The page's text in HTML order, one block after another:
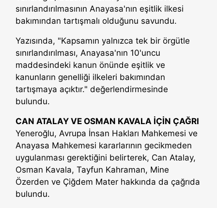
sınırlandırılmasının Anayasa'nın eşitlik ilkesi
bakımından tartışmalı olduğunu savundu.
Yazısında, "Kapsamın yalnızca tek bir örgütle
sınırlandırılması, Anayasa'nın 10'uncu
maddesindeki kanun önünde eşitlik ve
kanunların genelliği ilkeleri bakımından
tartışmaya açıktır." değerlendirmesinde
bulundu.
CAN ATALAY VE OSMAN KAVALA İÇİN ÇAĞRI
Yeneroğlu, Avrupa İnsan Hakları Mahkemesi ve
Anayasa Mahkemesi kararlarının gecikmeden
uygulanması gerektiğini belirterek, Can Atalay,
Osman Kavala, Tayfun Kahraman, Mine
Özerden ve Çiğdem Mater hakkında da çağrıda
bulundu.